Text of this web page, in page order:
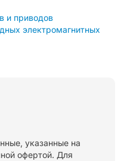
и приводов
электромагнитных
указанные на
офертой. Для